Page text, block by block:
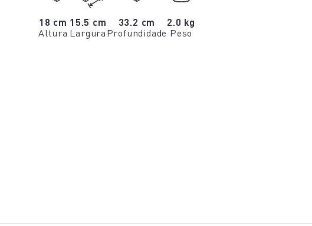
18 cm
Altura
15.5 cm
Largura
33.2 cm
Profundidade
2.0 kg
Peso